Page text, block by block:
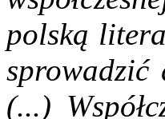
polską
(...)